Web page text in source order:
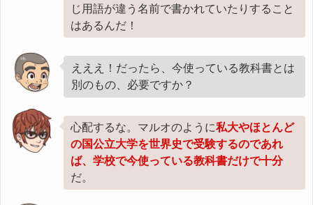
じ用語が違う名前で書かれていたりすること
はあるんだ！
えええ！だったら、今使っている教科書とは
別のもの、必要ですか？
心配するな。マルオのように私大やほとんど
の国公立大学を世界史で受験するのであれ
ば、学校で今使っている教科書だけで十分
だ。